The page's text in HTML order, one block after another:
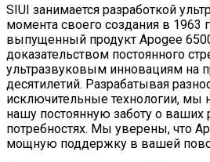
SIUI занимается разработкой
момента своего создания в 1963
выпущенный продукт Apogee
доказательством постоянного
ультразвуковым инновациям на
десятилетий. Разрабатывая
исключительные технологии, мы
нашу постоянную заботу о ваших
потребностях. Мы уверены, что
мощную поддержку в вашей